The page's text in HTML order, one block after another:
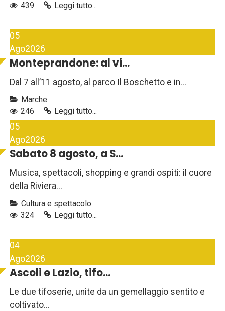
439
Leggi tutto...
05
Ago2026
Monteprandone: al vi...
Dal 7 all’11 agosto, al parco Il Boschetto e in...
Marche
246
Leggi tutto...
05
Ago2026
Sabato 8 agosto, a S...
Musica, spettacoli, shopping e grandi ospiti: il cuore
della Riviera...
Cultura e spettacolo
324
Leggi tutto...
04
Ago2026
Ascoli e Lazio, tifo...
Le due tifoserie, unite da un gemellaggio sentito e
coltivato...